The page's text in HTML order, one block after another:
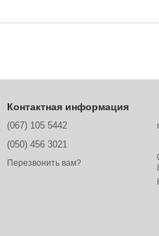
Контактная информация
(067) 105 5442
(050) 456 3021
Перезвонить вам?